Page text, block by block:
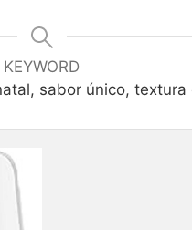
KEYWORD
sabor único,